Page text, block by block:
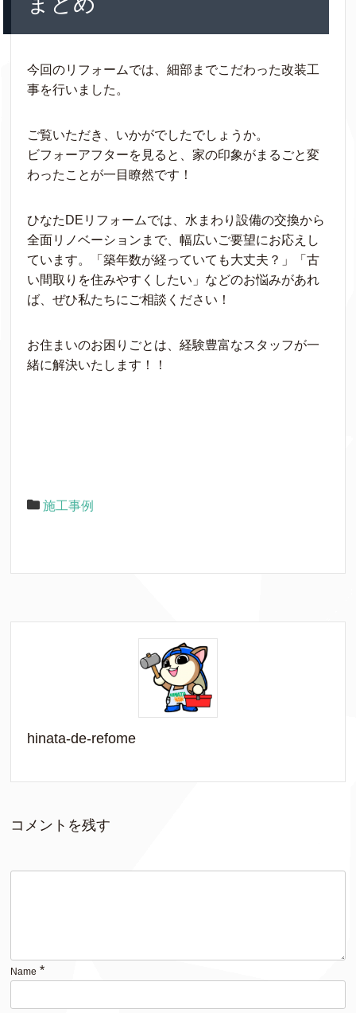
今回のリフォームでは、細部までこだわった改装工
事を行いました。
ご覧いただき、いかがでしたでしょうか。
ビフォーアフターを見ると、家の印象がまるごと変
わったことが一目瞭然です！
ひなたDEリフォームでは、水まわり設備の交換から
全面リノベーションまで、幅広いご要望にお応えし
ています。「築年数が経っていても大丈夫？」「古
い間取りを住みやすくしたい」などのお悩みがあれ
ば、ぜひ私たちにご相談ください！
お住まいのお困りごとは、経験豊富なスタッフが一
緒に解決いたします！！
施工事例
hinata-de-refome
コメントを残す
Name *